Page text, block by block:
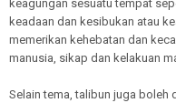
keagungan sesuatu tempat
keadaan dan kesibukan atau
memerikan kehebatan dan
manusia, sikap dan kelakuan
Selain tema, talibun juga boleh